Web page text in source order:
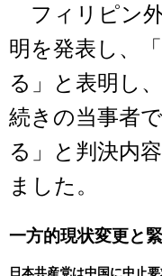
フィリピン
明を発表し、
る」と表明し
続きの当事者
る」と判決内
ました。
一方的現状変更と
日本共産党は中国に中止